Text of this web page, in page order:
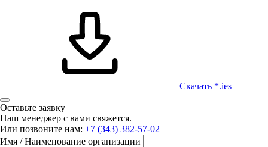
Скачать *.ies
Оставьте заявку
Наш менеджер с вами свяжется.
Или позвоните нам: +7 (343) 382-57-02
Имя / Наименование организации